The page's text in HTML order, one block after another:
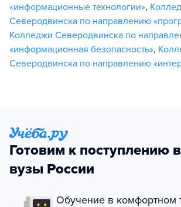
«информационные технологии»,
Северодвинска по направлению
Колледжи Северодвинска по
«информационная безопасность»,
Северодвинска по направлению
Готовим к поступлению
вузы России
Обучение в комфортном